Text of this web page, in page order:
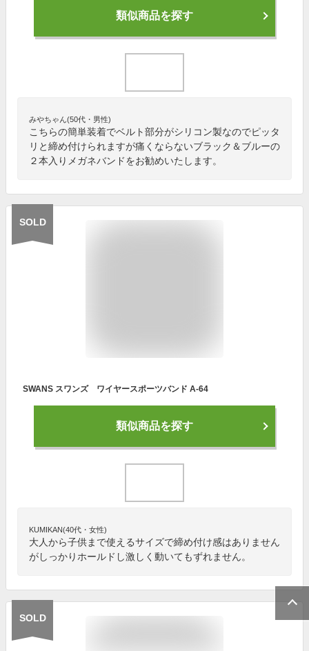
類似商品を探す
みやちゃん(50代・男性)
こちらの簡単装着でベルト部分がシリコン製なのでピッタ
リと締め付けられますが痛くならないブラック＆ブルーの
２本入りメガネバンドをお勧めいたします。
SOLD
SWANS スワンズ ワイヤースポーツバンド A-64
類似商品を探す
KUMIKAN(40代・女性)
大人から子供まで使えるサイズで締め付け感はありません
がしっかりホールドし激しく動いてもずれません。
SOLD